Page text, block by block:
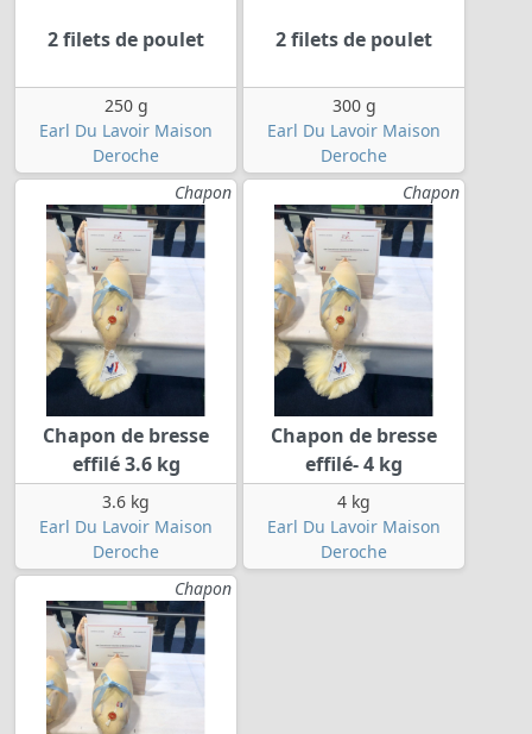
2 filets de poulet
250 g
Earl Du Lavoir Maison
Deroche
2 filets de poulet
300 g
Earl Du Lavoir Maison
Deroche
Chapon
Chapon de bresse
effilé 3.6 kg
3.6 kg
Earl Du Lavoir Maison
Deroche
Chapon
Chapon de bresse
effilé- 4 kg
4 kg
Earl Du Lavoir Maison
Deroche
Chapon